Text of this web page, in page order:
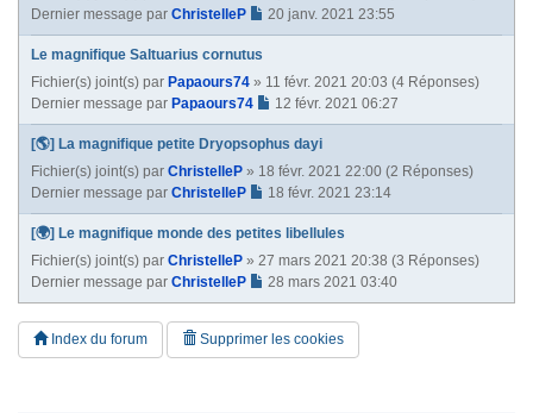
Dernier message par ChristelleP 20 janv. 2021 23:55
Le magnifique Saltuarius cornutus
Fichier(s) joint(s) par Papaours74 » 11 févr. 2021 20:03 (4 Réponses)
Dernier message par Papaours74 12 févr. 2021 06:27
[🌎] La magnifique petite Dryopsophus dayi
Fichier(s) joint(s) par ChristelleP » 18 févr. 2021 22:00 (2 Réponses)
Dernier message par ChristelleP 18 févr. 2021 23:14
[🌍] Le magnifique monde des petites libellules
Fichier(s) joint(s) par ChristelleP » 27 mars 2021 20:38 (3 Réponses)
Dernier message par ChristelleP 28 mars 2021 03:40
Index du forum Supprimer les cookies